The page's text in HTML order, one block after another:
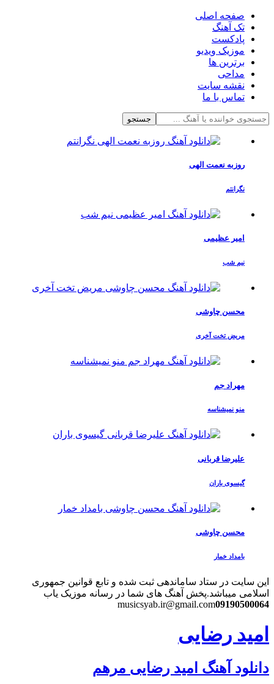
صفحه اصلی
تک آهنگ
پادکست
موزیک ویدیو
برترین ها
مداحی
نقشه سایت
تماس با ما
جستجو
روزبه نعمت الهی
نگرانتم
امیر عظیمی
نیم شب
محسن چاوشی
مریض تخت آخری
مهراد جم
منو نمیشناسه
علیرضا قربانی
گیسوی باران
محسن چاوشی
بامداد خمار
این سایت در ستاد ساماندهی ثبت شده و تابع قوانین جمهوری
اسلامی میباشد.پخش آهنگ های شما در رسانه موزیک یاب
musicsyab.ir@gmail.com09190500064
امید رضایی
دانلود آهنگ امید رضایی مرهم